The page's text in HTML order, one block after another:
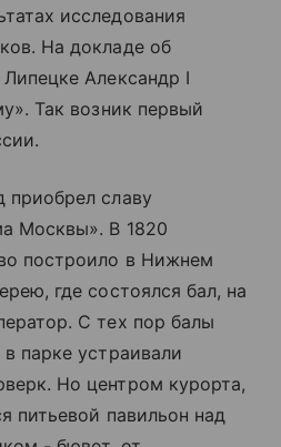
исследования
На докладе об
Александр I
Так возник первый
приобрел славу
Москвы». В 1820
построило в Нижнем
где состоялся бал, на
С тех пор балы
парке устраивали
Но центром курорта,
питьевой павильон над